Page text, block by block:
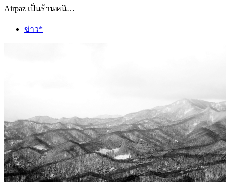
Airpaz เป็นร้านหนึ…
ข่าว*